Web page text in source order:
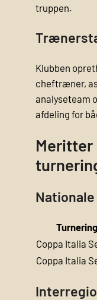
truppen.
Klubben
cheftræner,
analyseteam
afdeling for
Meritter
Turnering
Coppa Italia
Coppa Italia